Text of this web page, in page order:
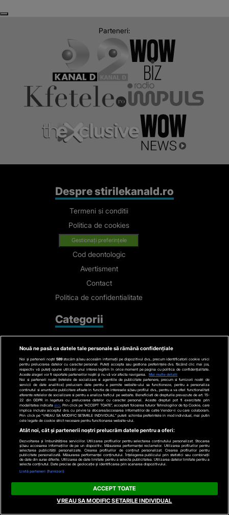
Parteneri:
Despre stirilekanald.ro
Termeni si conditii
Politica de cookies
Gestionați preferințele
Cod deontologic
Avertisment
Contact
Politica de confidentialitate
Categorii
Stiri actuale
Stiri Politice
Educatie
Stiri externe
Life
Tech
Stiri auto
Stiri economice
Sport
Contact
Bd. Mărăști 65-67,
Nouă ne pasă ca datele tale personale să rămână confidențiale
Noi și partenerii noștri 589stocăm și/sau accesăm informații pe dispozitivul dvs., precum identificatorii cookie unici
pentru prelucrarea datelor cu caracter personal. Puteți accepta sau gestiona preferințele dvs. făcând clic mai jos,
respectiv vă puteți opune utilizării unui interes legitim în orice moment pe pagina cu politica de confidențialitate.
Aceste alegeri vor fi raportate partenerilor noștri și nu vă vor afecta navigarea.
Mai multe detalii
Noi si partenerii nostri (retelele de socializare si agentiile de publicitate partenere, precum si furnizorii nostri de
servicii de date analitice) prelucram date pentru a permite website-ului sa functioneze, pentru a personaliza
continutul si anunturile publicitare afisate in functie de interesele si/sau profilul dvs., pentru a va oferi functionalitati
aferente retelelor de socializare si pentru a analiza traficul pe website. Beneficiati de drepturile prevazute de art. 15-
22 din GDPR in legatura cu prelucrarea datelor cu caracter personal. Aceste drepturi pot fi exercitate prin
modalitatea indicataaici . Prin click pe “ACCEPT TOATE”, acceptati folosirea tuturor Tehnologiilor de tip Cookie, care
implica inclusiv acceptul dvs. cu privire la stocarea/accesarea informatiilor de catre Vendor-ii cu care colaboram.
Prin click pe “VREAU SA MODIFIC SETARILE INDIVIDUAL” puteti schimba preferintele in mod individual, mai putin
cele legate de cookie strict necesare pentru functionarea website-ului.
Atât noi, cât și partenerii noștri prelucrăm datele pentru a oferi:
Dezvoltarea și îmbunătățirea serviciilor. Utilizarea profilurilor pentru selectarea conținutului personalizat. Stocarea
și/sau accesarea informațiilor de pe un dispozitiv. Măsurarea performanței reclamelor. Utilizarea profilurilor pentru
selectarea publicității personalizate. Crearea profilurilor de conținut personalizat. Crearea profilurilor pentru
publicitate personalizată. Măsurarea performanței conținutului. Înțelegerea publicului prin statistici sau combinații
de date din surse diferite. Utilizarea de date limitate pentru a selecta publicitatea. Utilizarea datelor limitate pentru a
selecta conținutul. Date precise de geolocație și identificarea prin scanarea dispozitivului.
Listă parteneri (furnizori)
ACCEPT TOATE
VREAU SA MODIFIC SETARILE INDIVIDUAL